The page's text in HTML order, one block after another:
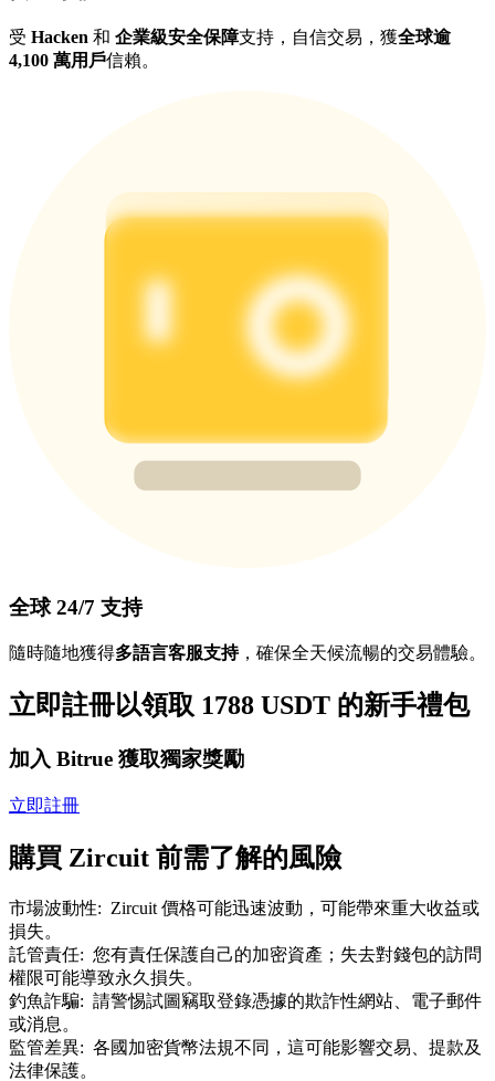
受 Hacken 和 企業級安全保障支持，自信交易，獲全球逾
4,100 萬用戶信賴。
全球 24/7 支持
隨時隨地獲得多語言客服支持，確保全天候流暢的交易體驗。
立即註冊以領取 1788 USDT 的新手禮包
加入 Bitrue 獲取獨家獎勵
立即註冊
購買 Zircuit 前需了解的風險
市場波動性: Zircuit 價格可能迅速波動，可能帶來重大收益或
損失。
託管責任: 您有責任保護自己的加密資產；失去對錢包的訪問
權限可能導致永久損失。
釣魚詐騙: 請警惕試圖竊取登錄憑據的欺詐性網站、電子郵件
或消息。
監管差異: 各國加密貨幣法規不同，這可能影響交易、提款及
法律保護。